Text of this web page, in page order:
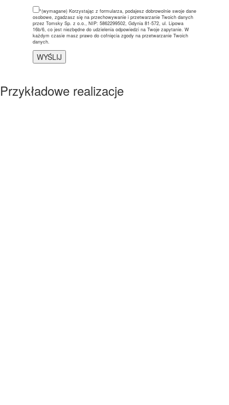
*(wymagane) Korzystając z formularza, podajesz dobrowolnie swoje dane
osobowe, zgadzasz się na przechowywanie i przetwarzanie Twoich danych
przez Tomsky Sp. z o.o., NIP: 5862299502, Gdynia 81-572, ul. Lipowa
16b/6, co jest niezbędne do udzielenia odpowiedzi na Twoje zapytanie. W
każdym czasie masz prawo do cofnięcia zgody na przetwarzanie Twoich
danych.
Przykładowe realizacje